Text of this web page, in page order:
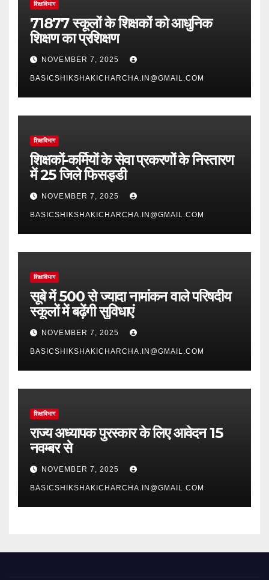
शिक्षाविभाग
71877 स्कूलों के शिक्षकों को आधुनिक
शिक्षण का प्रशिक्षण
NOVEMBER 7, 2025
BASICSHIKSHAKICHARCHA.IN@GMAIL.COM
शिक्षाविभाग
शिक्षकों-कर्मियों के सेवा प्रकरणों के निस्तारण
में 25 जिले फिसड्डी
NOVEMBER 7, 2025
BASICSHIKSHAKICHARCHA.IN@GMAIL.COM
शिक्षाविभाग
सूबे में 500 से ज्यादा नामांकन वाले परिषदीय
स्कूलों में बढ़ेंगी सुविधाएं
NOVEMBER 7, 2025
BASICSHIKSHAKICHARCHA.IN@GMAIL.COM
शिक्षाविभाग
राज्य अध्यापक पुरस्कार के लिए आवेदन 15
नवम्बर से
NOVEMBER 7, 2025
BASICSHIKSHAKICHARCHA.IN@GMAIL.COM